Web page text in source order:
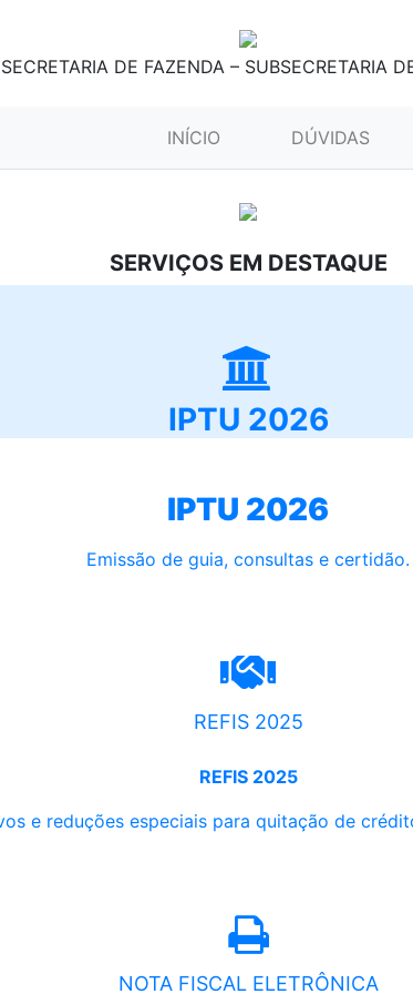
SECRETARIA DE FAZENDA – SUBSECRETARIA
INÍCIO (CURRENT)DÚVIDAS
SERVIÇOS EM DESTAQUE
IPTU 2026
IPTU 2026
Emissão de guia, consultas e certidão.
REFIS 2025
REFIS 2025
e reduções especiais para quitação de
NOTA FISCAL ELETRÔNICA